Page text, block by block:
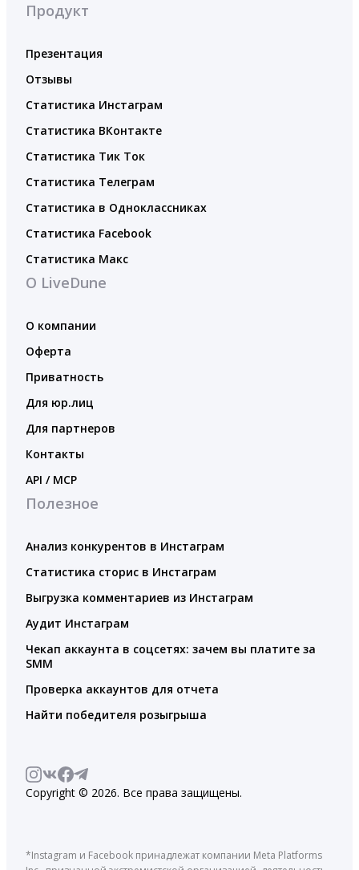
Продукт
Презентация
Отзывы
Статистика Инстаграм
Статистика ВКонтакте
Статистика Тик Ток
Статистика Телеграм
Статистика в Одноклассниках
Статистика Facebook
Статистика Макс
О LiveDune
О компании
Оферта
Приватность
Для юр.лиц
Для партнеров
Контакты
API / MCP
Полезное
Анализ конкурентов в Инстаграм
Статистика сторис в Инстаграм
Выгрузка комментариев из Инстаграм
Аудит Инстаграм
Чекап аккаунта в соцсетях: зачем вы платите за
SMM
Проверка аккаунтов для отчета
Найти победителя розыгрыша
Copyright © 2026. Все права защищены.
*Instagram и Facebook принадлежат компании Meta Platforms